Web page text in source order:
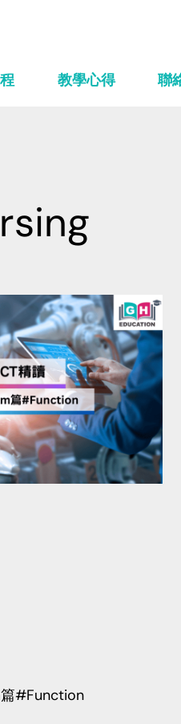
教學心得 聯
#Function